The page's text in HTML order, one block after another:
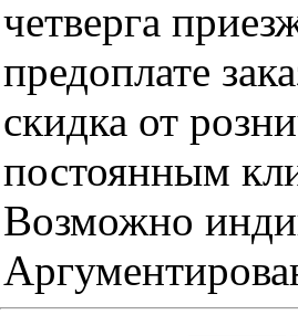
четверга
предоплате
скидка от
постоянным
Возможно